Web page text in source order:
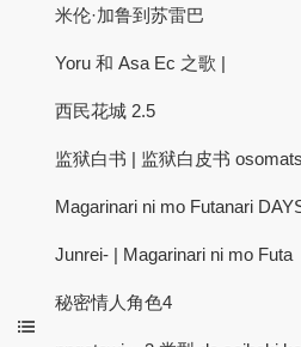
米伦·加鲁到苏雷巴
Yoru 和 Asa Ec 之歌 |
西民花城 2.5
监狱白书 | 监狱白皮书
Magarinari ni mo Futanari
Junrei- | Magarinari ni mo Futa
秘密情人角色4